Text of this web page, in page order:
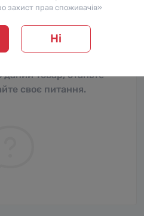
товар, станьте
своє питання.
захист прав споживачів»
Ні